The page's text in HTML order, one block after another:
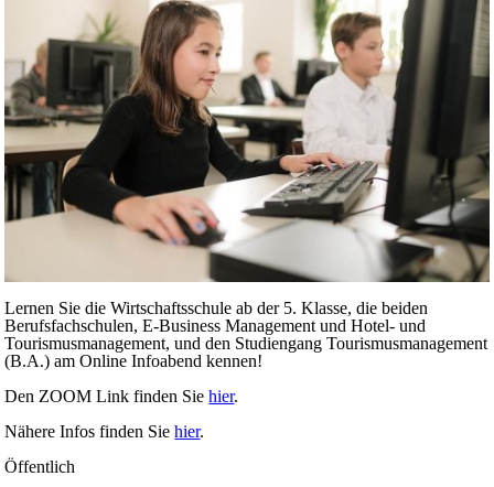
Lernen Sie die Wirtschaftsschule ab der 5. Klasse, die beiden
Berufsfachschulen, E-Business Management und Hotel- und
Tourismusmanagement, und den Studiengang Tourismusmanagement
(B.A.) am Online Infoabend kennen!
Den ZOOM Link finden Siehier.
Nähere Infos finden Siehier.
Öffentlich